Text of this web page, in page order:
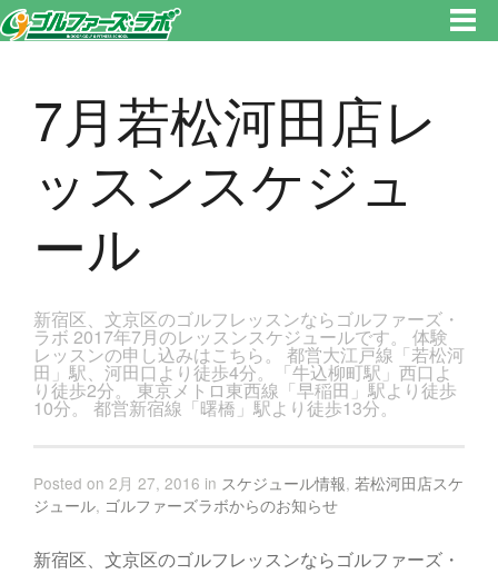
若松河田で気軽にゴルフレッスン！
7月若松河田店レ
ッスンスケジュ
ール
新宿区、文京区のゴルフレッスンならゴルファーズ・
ラボ 2017年7月のレッスンスケジュールです。 体験
レッスンの申し込みはこちら。 都営大江戸線「若松河
田」駅、河田口より徒歩4分。「牛込柳町駅」西口よ
り徒歩2分。 東京メトロ東西線「早稲田」駅より徒歩
10分。 都営新宿線「曙橋」駅より徒歩13分。
Posted on 2月 27, 2016 in スケジュール情報, 若松河田店スケ
ジュール, ゴルファーズラボからのお知らせ
新宿区、文京区のゴルフレッスンならゴルファーズ・